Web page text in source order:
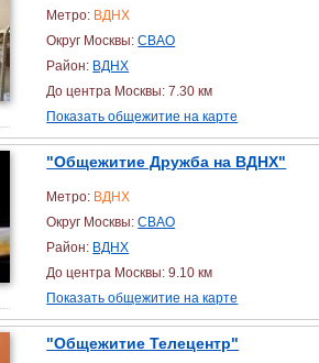
Метро: ВДНХ
Округ Москвы:СВАО
Район: ВДНХ
До центра Москвы: 7.30 км
Показать общежитие на карте
"Общежитие Дружба на ВДНХ"
Метро: ВДНХ
Округ Москвы:СВАО
Район: ВДНХ
До центра Москвы: 9.10 км
Показать общежитие на карте
"Общежитие Телецентр"